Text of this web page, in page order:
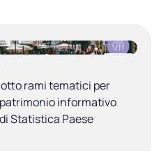
rami tematici per
informativo
Statistica Paese